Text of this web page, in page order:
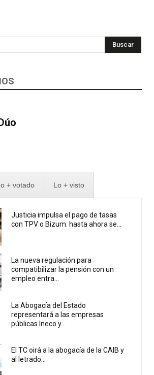
Buscar
+ votado Lo + visto
Justicia impulsa el pago de tasas
con TPV o Bizum: hasta ahora se...
La nueva regulación para
compatibilizar la pensión con un
empleo entra...
La Abogacía del Estado
representará a las empresas
públicas Ineco y...
El TC oirá a la abogacía de la CAIB y
al letrado...